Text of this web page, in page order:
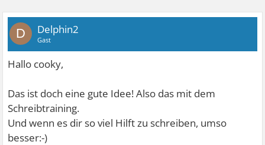
D Delphin2
Gast
Hallo cooky,
Das ist doch eine gute Idee! Also das mit dem
Schreibtraining.
Und wenn es dir so viel Hilft zu schreiben, umso
besser:-)